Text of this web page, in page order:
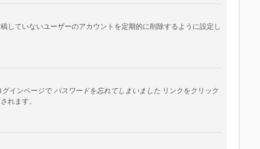
していないユーザーのアカウントを定期的に削除するように設定し
グインページで パスワードを忘れてしまいましたリンクをクリック
れます。